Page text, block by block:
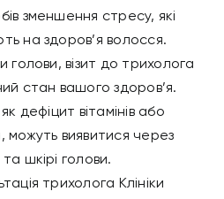
зменшення стресу, які
на здоров’я волосся.
голови, візит до трихолога
стан вашого здоров’я.
дефіцит вітамінів або
можуть виявитися через
шкірі голови.
трихолога Клініки